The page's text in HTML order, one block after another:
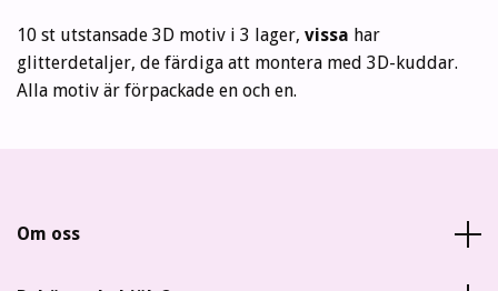
10 st utstansade 3D motiv i 3 lager, vissa har
glitterdetaljer, de färdiga att montera med 3D-kuddar.
Alla motiv är förpackade en och en.
Om oss